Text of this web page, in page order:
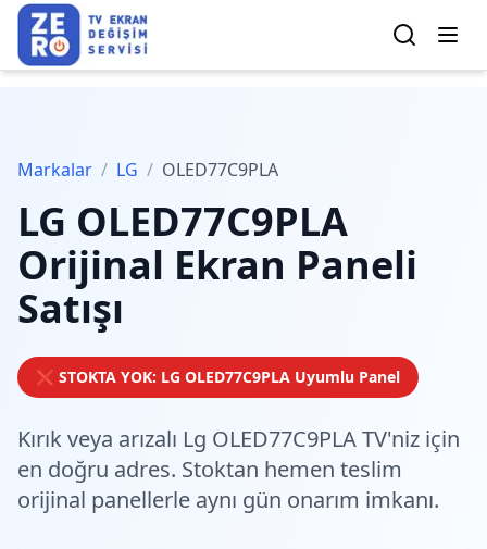
Markalar / LG / OLED77C9PLA
LG OLED77C9PLA
Orijinal Ekran Paneli
Satışı
❌ STOKTA YOK: LG OLED77C9PLA Uyumlu Panel
Kırık veya arızalı Lg OLED77C9PLA TV'niz için
en doğru adres. Stoktan hemen teslim
orijinal panellerle aynı gün onarım imkanı.